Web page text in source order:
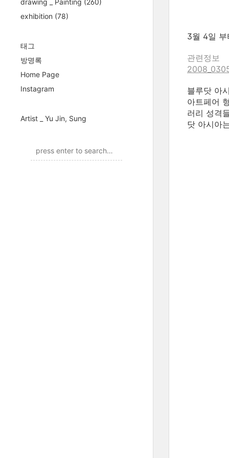
drawing _ Painting (260)
exhibition (78)
태그
방명록
Home Page
Instagram
Artist _ Yu Jin, Sung
3월 4일 부
관련정보
블루닷 아
아트페어
러리 성격
닷 아시아